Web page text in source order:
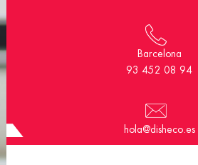
Barcelona
93 452 08 94
hola@disheco.es